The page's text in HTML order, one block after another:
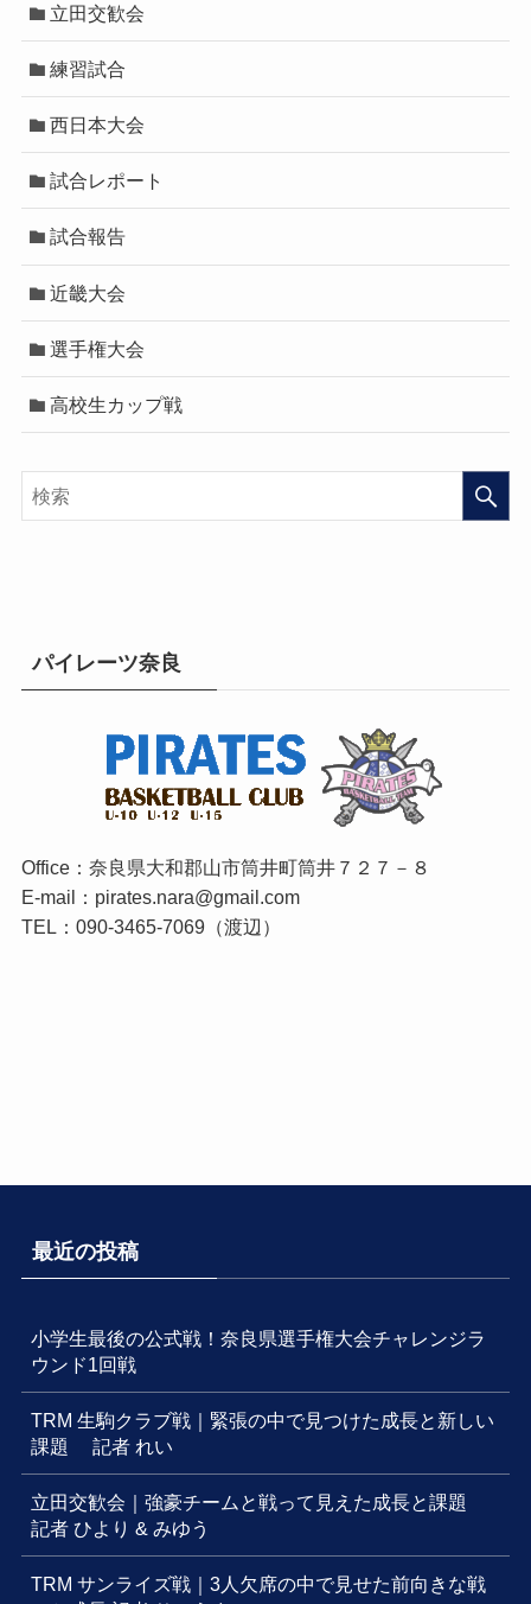
立田交歓会
練習試合
西日本大会
試合レポート
試合報告
近畿大会
選手権大会
高校生カップ戦
パイレーツ奈良
Office：奈良県大和郡山市筒井町筒井７２７－８
E-mail：pirates.nara@gmail.com
TEL：090-3465-7069（渡辺）
最近の投稿
小学生最後の公式戦！奈良県選手権大会チャレンジラ
ウンド1回戦
TRM 生駒クラブ戦｜緊張の中で見つけた成長と新しい
課題 記者 れい
立田交歓会｜強豪チームと戦って見えた成長と課題
記者 ひより & みゆう
TRM サンライズ戦｜3人欠席の中で見せた前向きな戦